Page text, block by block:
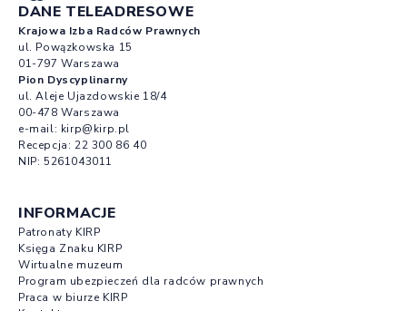
DANE TELEADRESOWE
Krajowa Izba Radców Prawnych
ul. Powązkowska 15
01-797 Warszawa
Pion Dyscyplinarny
ul. Aleje Ujazdowskie 18/4
00-478 Warszawa
e-mail: kirp@kirp.pl
Recepcja: 22 300 86 40
NIP: 5261043011
INFORMACJE
Patronaty KIRP
Księga Znaku KIRP
Wirtualne muzeum
Program ubezpieczeń dla radców prawnych
Praca w biurze KIRP